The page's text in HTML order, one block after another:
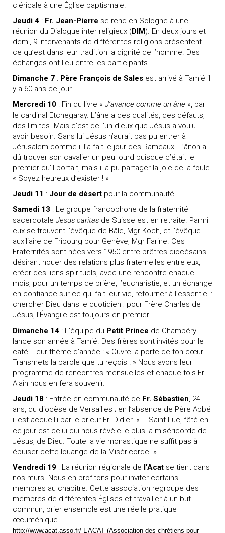
cléricale à une Église baptismale.
Jeudi 4 : Fr. Jean-Pierre se rend en Sologne à une
réunion du Dialogue inter religieux (DIM). En deux jours et
demi, 9 intervenants de différentes religions présentent
ce qu’est dans leur tradition la dignité de l’homme. Des
échanges ont lieu entre les participants.
Dimanche 7 : Père François de Sales est arrivé à Tamié il
y a 60 ans ce jour.
Mercredi 10 : Fin du livre « J’avance comme un âne », par
le cardinal Etchegaray. L’âne a des qualités, des défauts,
des limites. Mais c’est de l’un d’eux que Jésus a voulu
avoir besoin. Sans lui Jésus n’aurait pas pu entrer à
Jérusalem comme il l’a fait le jour des Rameaux. L’ânon a
dû trouver son cavalier un peu lourd puisque c’était le
premier qu’il portait, mais il a pu partager la joie de la foule.
« Soyez heureux d’exister ! »
Jeudi 11 : Jour de désert pour la communauté.
Samedi 13 : Le groupe francophone de la fraternité
sacerdotale Jesus caritas de Suisse est en retraite. Parmi
eux se trouvent l’évêque de Bâle, Mgr Koch, et l’évêque
auxiliaire de Fribourg pour Genève, Mgr Farine. Ces
Fraternités sont nées vers 1950 entre prêtres diocésains
désirant nouer des relations plus fraternelles entre eux,
créer des liens spirituels, avec une rencontre chaque
mois, pour un temps de prière, l’eucharistie, et un échange
en confiance sur ce qui fait leur vie, retourner à l’essentiel :
chercher Dieu dans le quotidien ; pour Frère Charles de
Jésus, l’Évangile est toujours en premier.
Dimanche 14 : L’équipe du Petit Prince de Chambéry
lance son année à Tamié. Des frères sont invités pour le
café. Leur thème d’année : « Ouvre la porte de ton cœur !
Transmets la parole que tu reçois ! » Nous avons leur
programme de rencontres mensuelles et chaque fois Fr.
Alain nous en fera souvenir.
Jeudi 18 : Entrée en communauté de Fr. Sébastien, 24
ans, du diocèse de Versailles ; en l’absence de Père Abbé
il est accueilli par le prieur Fr. Didier. « … Saint Luc, fêté en
ce jour est celui qui nous révèle le plus la miséricorde de
Jésus, de Dieu. Toute la vie monastique ne suffit pas à
épuiser cette louange de la Miséricorde. »
Vendredi 19 : La réunion régionale de l’Acat se tient dans
nos murs. Nous en profitons pour inviter certains
membres au chapitre. Cette association regroupe des
membres de différentes Églises et travailler à un but
commun, prier ensemble est une réelle pratique
œcuménique.
http://www.acat.asso.fr/ L’ACAT (Association des chrétiens pour